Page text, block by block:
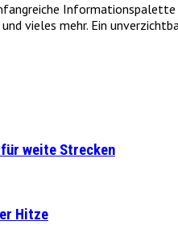
vieles mehr. Ein
weite Strecken
Hitze